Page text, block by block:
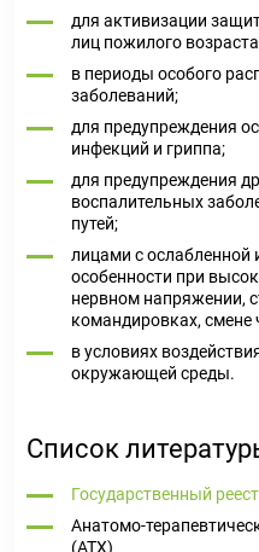
для активизации
лиц пожилого
в периоды особого
заболеваний;
для предупреждения
инфекций и гриппа;
для предупреждения
воспалительных
путей;
лицами с ослабленной
особенности при
нервном напряжении,
командировках, смене
в условиях
окружающей среды.
Список
Государственный
Анатомо-
(ATX)